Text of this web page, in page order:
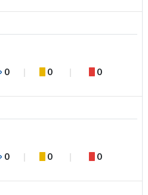
0 0 0
0 0 0